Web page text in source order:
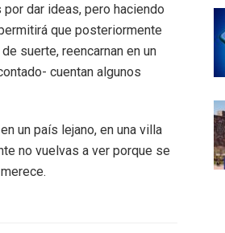
dar ideas, pero haciendo
que posteriormente
suerte, reencarnan en un
cuentan algunos
un país lejano, en una villa
no vuelvas a ver porque se